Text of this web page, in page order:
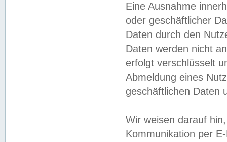
Eine Ausnahme
oder geschäftlicher
Daten durch den
Daten werden nicht
erfolgt verschlüsselt
Abmeldung eines
geschäftlichen Daten
Wir weisen darauf
Kommunikation per